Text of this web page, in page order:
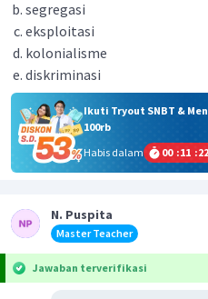
segregasi
eksploitasi
kolonialisme
diskriminasi
Ikuti Tryout SNBT &
100rb
Habis dalam
00 :11 :22
N. Puspita
Master Teacher
Jawaban terverifikasi